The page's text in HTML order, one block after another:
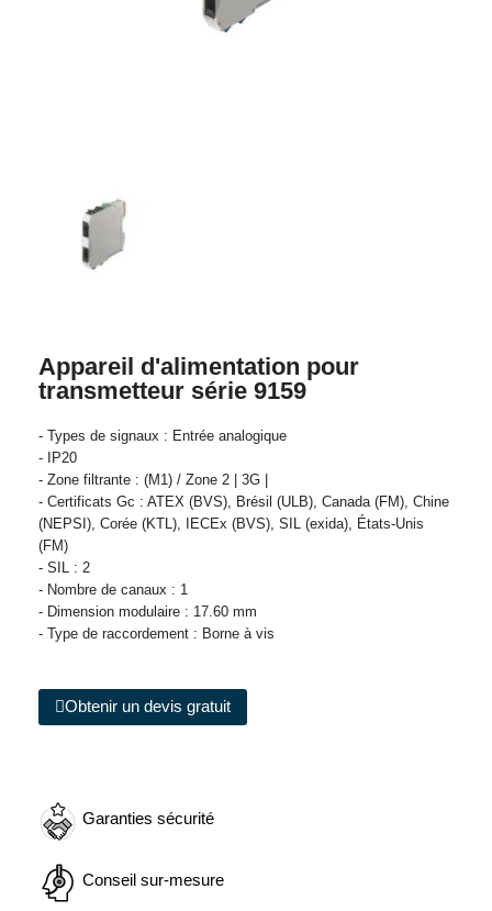
Appareil d'alimentation pour
transmetteur série 9159
- Types de signaux : Entrée analogique
- IP20
- Zone filtrante : (M1) / Zone 2 | 3G |
- Certificats Gc : ATEX (BVS), Brésil (ULB), Canada (FM), Chine
(NEPSI), Corée (KTL), IECEx (BVS), SIL (exida), États-Unis
(FM)
- SIL : 2
- Nombre de canaux : 1
- Dimension modulaire : 17.60 mm
- Type de raccordement : Borne à vis
Obtenir un devis gratuit
Garanties sécurité
Conseil sur-mesure